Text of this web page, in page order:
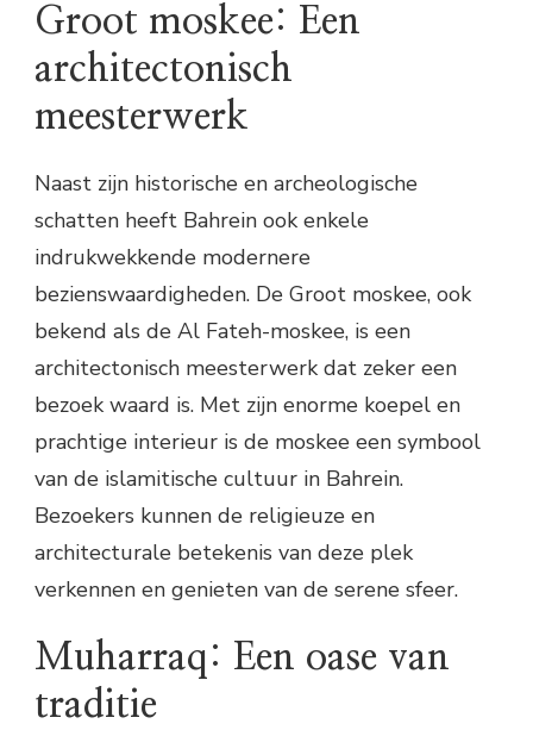
Groot moskee: Een
architectonisch
meesterwerk
Naast zijn historische en archeologische
schatten heeft Bahrein ook enkele
indrukwekkende modernere
bezienswaardigheden. De Groot moskee, ook
bekend als de Al Fateh-moskee, is een
architectonisch meesterwerk dat zeker een
bezoek waard is. Met zijn enorme koepel en
prachtige interieur is de moskee een symbool
van de islamitische cultuur in Bahrein.
Bezoekers kunnen de religieuze en
architecturale betekenis van deze plek
verkennen en genieten van de serene sfeer.
Muharraq: Een oase van
traditie